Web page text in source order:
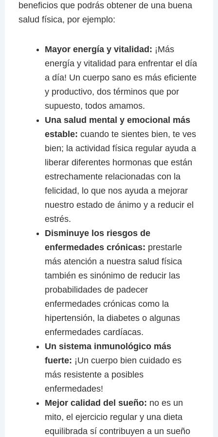
beneficios que podrás obtener de una buena
salud física, por ejemplo:
Mayor energía y vitalidad: ¡Más
energía y vitalidad para enfrentar el día
a día! Un cuerpo sano es más eficiente
y productivo, dos términos que por
supuesto, todos amamos.
Una salud mental y emocional más
estable: cuando te sientes bien, te ves
bien; la actividad física regular ayuda a
liberar diferentes hormonas que están
estrechamente relacionadas con la
felicidad, lo que nos ayuda a mejorar
nuestro estado de ánimo y a reducir el
estrés.
Disminuye los riesgos de
enfermedades crónicas: prestarle
más atención a nuestra salud física
también es sinónimo de reducir las
probabilidades de padecer
enfermedades crónicas como la
hipertensión, la diabetes o algunas
enfermedades cardíacas.
Un sistema inmunológico más
fuerte: ¡Un cuerpo bien cuidado es
más resistente a posibles
enfermedades!
Mejor calidad del sueño: no es un
mito, el ejercicio regular y una dieta
equilibrada sí contribuyen a un sueño